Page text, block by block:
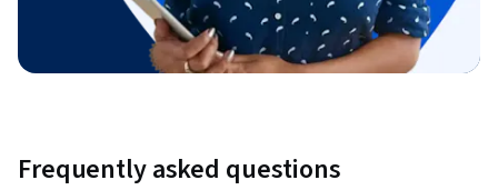
Frequently asked questions